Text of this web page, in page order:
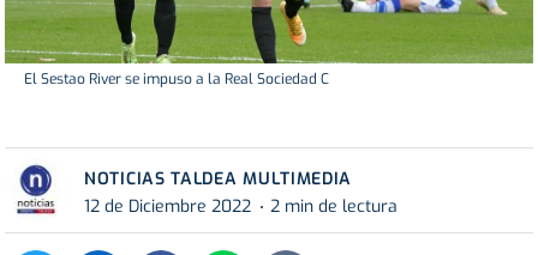
El Sestao River se impuso a la Real Sociedad C
NOTICIAS TALDEA MULTIMEDIA
12 de Diciembre 2022
2 min de lectura